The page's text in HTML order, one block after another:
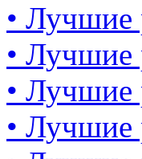
• Лучшие
• Лучшие
• Лучшие
• Лучшие